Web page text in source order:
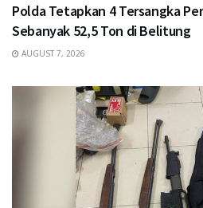
Polda Tetapkan 4 Tersangka
Sebanyak 52,5 Ton di Belitung
AUGUST 7, 2026